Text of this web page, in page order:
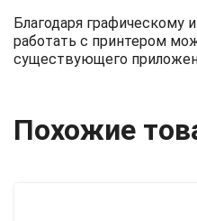
Благодаря графическому
работать с принтером
существующего
Похожие